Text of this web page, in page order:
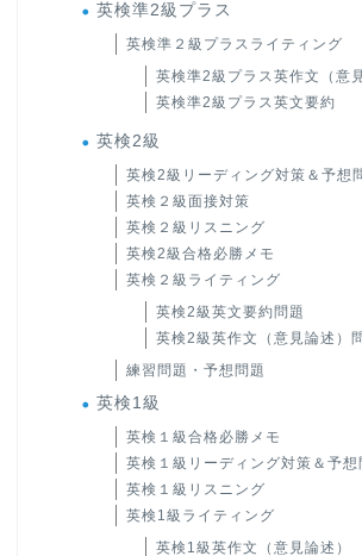
英検準2級プラス
英検準２級プラスライティング
英検準2級プラス英作文（意
英検準2級プラス英文要約
英検2級
英検2級リーディング対策＆予想
英検２級面接対策
英検２級リスニング
英検2級合格必勝メモ
英検２級ライティング
英検2級英文要約問題
英検2級英作文（意見論述）
練習問題・予想問題
英検1級
英検１級合格必勝メモ
英検１級リーディング対策＆予想
英検１級リスニング
英検1級ライティング
英検1級英作文（意見論述）